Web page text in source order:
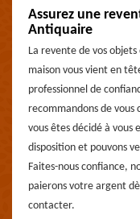
Assurez une
Antiquaire
La revente de vos
maison vous vient en
professionnel de
recommandons de
vous êtes décidé à vous
disposition et pouvons
Faites-nous confiance,
paierons votre argent
contacter.